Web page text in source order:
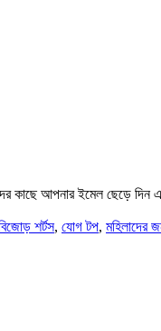
কাছে আপনার ইমেল ছেড়ে দিন
শর্টস, যোগ টপ, মহিলাদের